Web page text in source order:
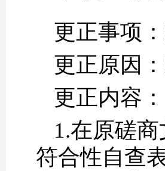
更正事项
更正原因
更正内容：
1.在原磋
符合性自查